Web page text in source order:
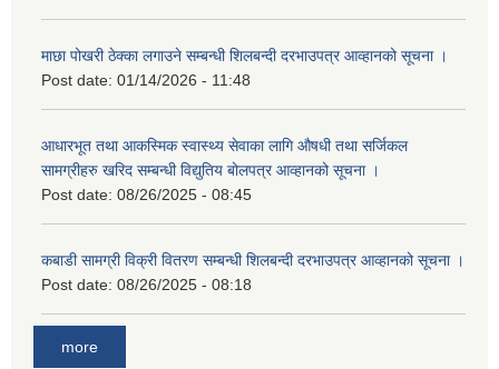
माछा पोखरी ठेक्का लगाउने सम्बन्धी शिलबन्दी दरभाउपत्र आव्हानको सूचना ।
Post date: 01/14/2026 - 11:48
आधारभूत तथा आकस्मिक स्वास्थ्य सेवाका लागि औषधी तथा सर्जिकल
सामग्रीहरु खरिद सम्बन्धी विद्युतिय बोलपत्र आव्हानको सूचना ।
Post date: 08/26/2025 - 08:45
कबाडी सामग्री विक्री वितरण सम्बन्धी शिलबन्दी दरभाउपत्र आव्हानको सूचना ।
Post date: 08/26/2025 - 08:18
more